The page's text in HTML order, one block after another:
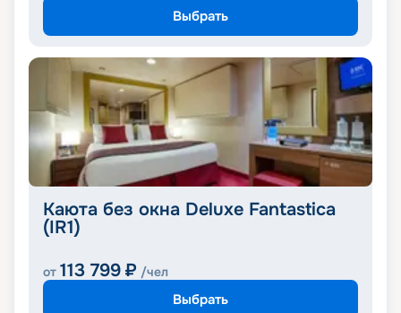
Выбрать
Каюта без окна Deluxe Fantastica
(IR1)
от 113 799 ₽ /чел
Выбрать